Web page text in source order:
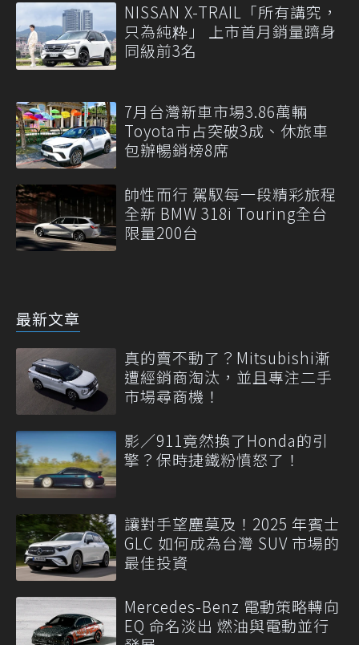
NISSAN X-TRAIL「所有講究，
只為純粋」 上市首月銷量躋身
同級前3名
7月台灣新車市場3.86萬輛
Toyota市占突破3成、休旅車
包辦暢銷榜8席
帥性而行 駕馭每一段精彩旅程
全新 BMW 318i Touring全台
限量200台
最新文章
真的賣不動了？Mitsubishi漸
遭經銷商淘汰，並且專注二手
市場尋商機！
影／911竟然換了Honda的引
擎？保時捷鐵粉憤怒了！
讓對手望塵莫及！2025 年賓士
GLC 如何成為台灣 SUV 市場的
最佳投資
Mercedes-Benz 電動策略轉向
EQ 命名淡出 燃油與電動並行